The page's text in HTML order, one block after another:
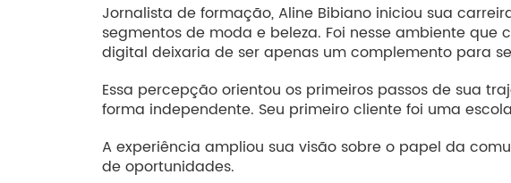
Jornalista de formação, Aline Bibiano iniciou sua
segmentos de moda e beleza. Foi nesse ambiente
digital deixaria de ser apenas um complemento para
Essa percepção orientou os primeiros passos de sua
forma independente. Seu primeiro cliente foi uma
A experiência ampliou sua visão sobre o papel da
de oportunidades.